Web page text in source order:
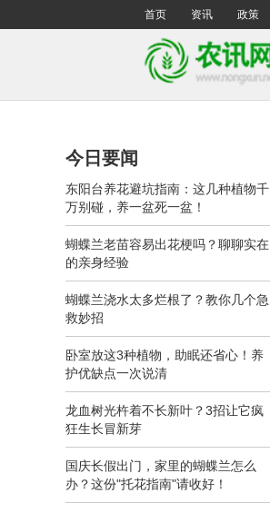
首页 资讯 政策
今日要闻
东阳台养花避坑指南：这几种植物千
万别碰，养一盆死一盆！
蝴蝶兰老苗容易出花梗吗？聊聊实在
的亲身经验
蝴蝶兰浇水太多烂根了？教你几个急
救妙招
卧室放这3种植物，助眠还省心！养
护优缺点一次说清
龙血树光杵着不长新叶？3招让它疯
狂生长冒新芽
国庆长假出门，家里的蝴蝶兰怎么
办？这份"托花指南"请收好！